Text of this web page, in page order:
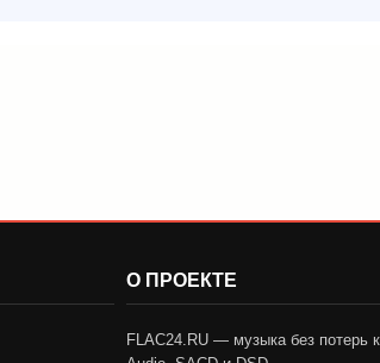
О ПРОЕКТЕ
FLAC24.RU — музыка без потерь